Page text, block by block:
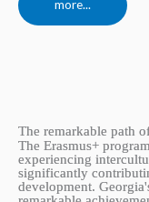
more...
The remarkable path
The Erasmus+
experiencing
significantly
development.